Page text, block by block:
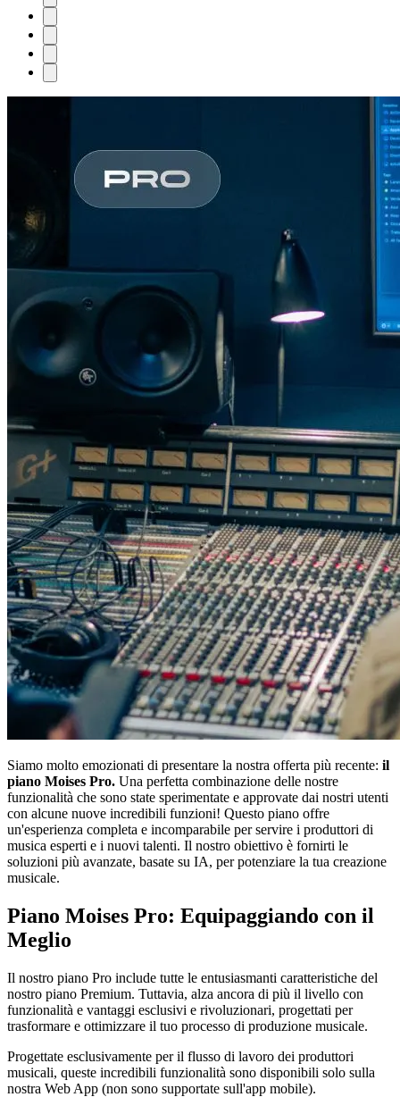
Siamo molto emozionati di presentare la nostra offerta più recente: il
piano Moises Pro. Una perfetta combinazione delle nostre
funzionalità che sono state sperimentate e approvate dai nostri utenti
con alcune nuove incredibili funzioni! Questo piano offre
un'esperienza completa e incomparabile per servire i produttori di
musica esperti e i nuovi talenti. Il nostro obiettivo è fornirti le
soluzioni più avanzate, basate su IA, per potenziare la tua creazione
musicale.
Piano Moises Pro: Equipaggiando con il
Meglio
Il nostro piano Pro include tutte le entusiasmanti caratteristiche del
nostro piano Premium. Tuttavia, alza ancora di più il livello con
funzionalità e vantaggi esclusivi e rivoluzionari, progettati per
trasformare e ottimizzare il tuo processo di produzione musicale.
Progettate esclusivamente per il flusso di lavoro dei produttori
musicali, queste incredibili funzionalità sono disponibili solo sulla
nostra Web App (non sono supportate sull'app mobile).